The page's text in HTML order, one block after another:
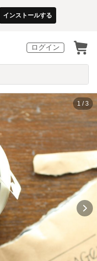
インストールする
ログイン
1 / 3